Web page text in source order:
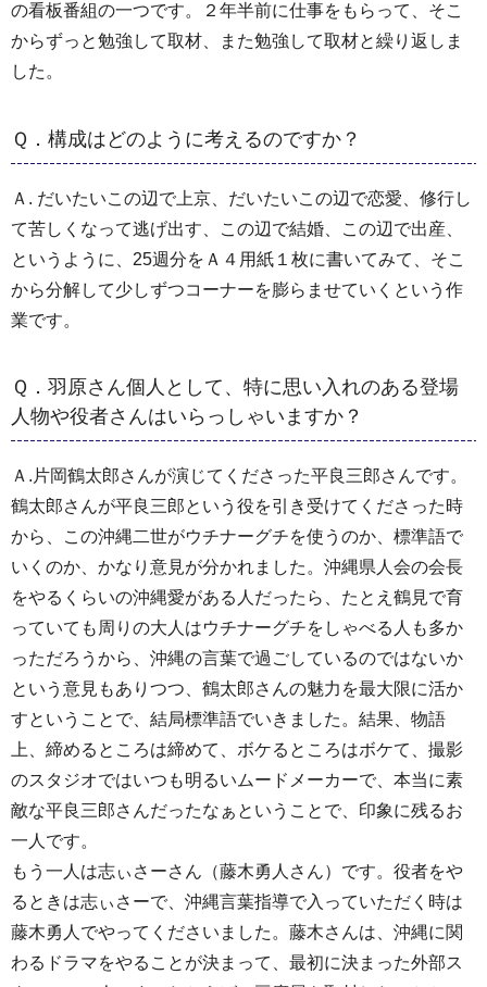
の看板番組の一つです。２年半前に仕事をもらって、そこ
からずっと勉強して取材、また勉強して取材と繰り返しま
した。
Ｑ．構成はどのように考えるのですか？
Ａ. だいたいこの辺で上京、だいたいこの辺で恋愛、修行し
て苦しくなって逃げ出す、この辺で結婚、この辺で出産、
というように、25週分をＡ４用紙１枚に書いてみて、そこ
から分解して少しずつコーナーを膨らませていくという作
業です。
Ｑ．羽原さん個人として、特に思い入れのある登場
人物や役者さんはいらっしゃいますか？
Ａ.片岡鶴太郎さんが演じてくださった平良三郎さんです。
鶴太郎さんが平良三郎という役を引き受けてくださった時
から、この沖縄二世がウチナーグチを使うのか、標準語で
いくのか、かなり意見が分かれました。沖縄県人会の会長
をやるくらいの沖縄愛がある人だったら、たとえ鶴見で育
っていても周りの大人はウチナーグチをしゃべる人も多か
っただろうから、沖縄の言葉で過ごしているのではないか
という意見もありつつ、鶴太郎さんの魅力を最大限に活か
すということで、結局標準語でいきました。結果、物語
上、締めるところは締めて、ボケるところはボケて、撮影
のスタジオではいつも明るいムードメーカーで、本当に素
敵な平良三郎さんだったなぁということで、印象に残るお
一人です。
もう一人は志ぃさーさん（藤木勇人さん）です。役者をや
るときは志ぃさーで、沖縄言葉指導で入っていただく時は
藤木勇人でやってくださいました。藤木さんは、沖縄に関
わるドラマをやることが決まって、最初に決まった外部ス